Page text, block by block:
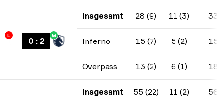
L
0 : 2
W
Insgesamt 28 (9) 11 (3) 33
Inferno 15 (7) 5 (2) 15
Overpass 13 (2) 6 (1) 18
Insgesamt 55 (22) 11 (2) 56